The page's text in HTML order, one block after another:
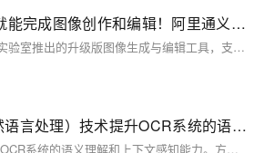
ACE++：输入想法就能完成图像创作和编辑！阿里通义推出新版自然语言驱动的图像生成与编辑工具
ACE++ 是阿里巴巴通义实验室推出的升级版图像生成与编辑工具，支持多种任务，如高质量人物肖像生成、主题一致性保持和局部图像编辑。
如何结合NLP（自然语言处理）技术提升OCR系统的语义理解和上下文感知能力？
通过结合NLP技术，提升OCR系统的语义理解和上下文感知能力。方法包括集成NLP模块、文本预处理、语义特征提取、上下文推理及引入领域知识库。代码示例展示了如何使用Tesseract进行OCR识别，并通过BERT模型进行语义理解和纠错，最终提高文本识别的准确性。相关API如医疗电子发票验真、车险保单识别等可进一步增强应用效果。